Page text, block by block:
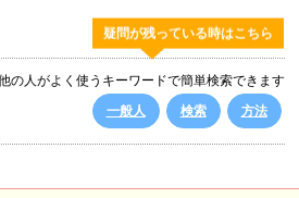
疑問が残っている時はこちら
の人がよく使うキーワードで簡単検索できます
一般人
検索 方法